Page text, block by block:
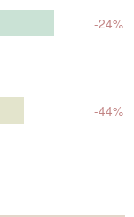
-24%
-44%